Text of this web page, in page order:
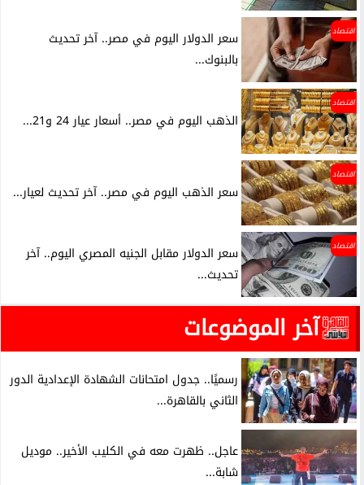
اقتصاد
سعر الدولار اليوم في مصر.. آخر تحديث
بالبنوك...
اقتصاد
الذهب اليوم في مصر.. أسعار عيار 24 و21...
اقتصاد
سعر الذهب اليوم في مصر.. آخر تحديث لعيار...
اقتصاد
سعر الدولار مقابل الجنيه المصري اليوم.. آخر
تحديث...
آخر الموضوعات
رسميًا.. جدول امتحانات الشهادة الإعدادية الدور
الثاني بالقاهرة...
عاجل.. ظهرت معه في الكليب الأخير.. موديل
شابة...